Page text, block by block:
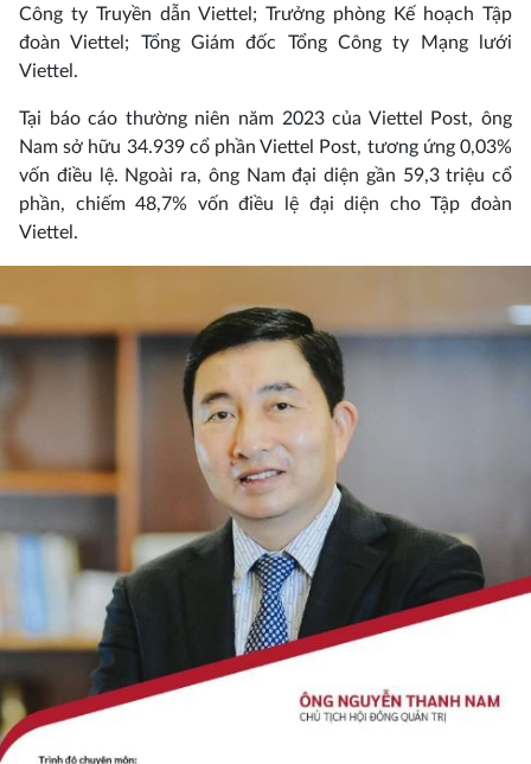
Công ty Truyền dẫn Viettel; Trưởng phòng Kế hoạch Tập
đoàn Viettel; Tổng Giám đốc Tổng Công ty Mạng lưới
Viettel.
Tại báo cáo thường niên năm 2023 của Viettel Post, ông
Nam sở hữu 34.939 cổ phần Viettel Post, tương ứng 0,03%
vốn điều lệ. Ngoài ra, ông Nam đại diện gần 59,3 triệu cổ
phần, chiếm 48,7% vốn điều lệ đại diện cho Tập đoàn
Viettel.